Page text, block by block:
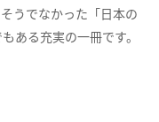
うでなかった「日本の
ある充実の一冊です。